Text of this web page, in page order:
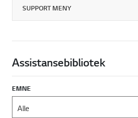
SUPPORT MENY
Assistansebibliotek
EMNE